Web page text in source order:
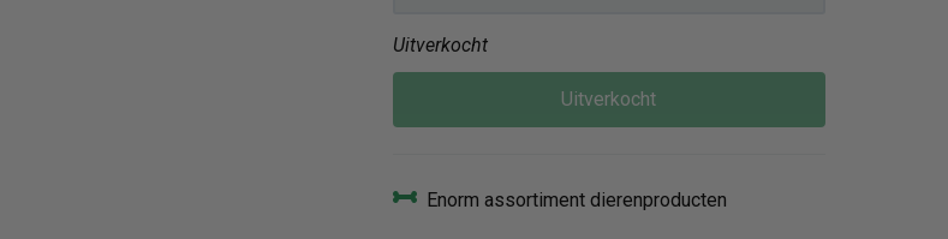
Uitverkocht
Uitverkocht
Enorm assortiment dierenproducten